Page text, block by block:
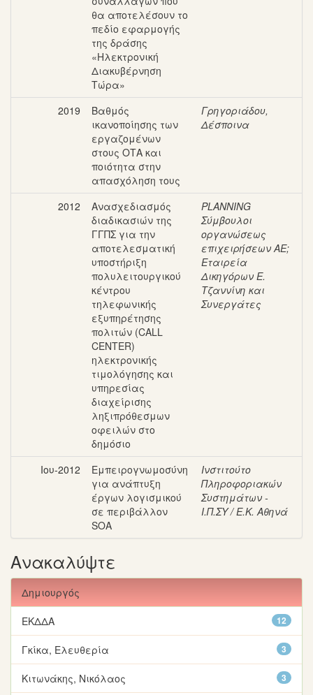
θα αποτελέσουν το
πεδίο εφαρμογής
της δράσης
«Ηλεκτρονική
Διακυβέρνηση
Τώρα»
2019
Βαθμός
ικανοποίησης των
εργαζομένων
στους ΟΤΑ και
ποιότητα στην
απασχόληση τους
Γρηγοριάδου,
Δέσποινα
2012
Ανασχεδιασμός
διαδικασιών της
ΓΓΠΣ για την
αποτελεσματική
υποστήριξη
πολυλειτουργικού
κέντρου
τηλεφωνικής
εξυπηρέτησης
πολιτών (CALL
CENTER)
ηλεκτρονικής
τιμολόγησης και
υπηρεσίας
διαχείρισης
ληξιπρόθεσμων
οφειλών στο
δημόσιο
PLANNING
Σύμβουλοι
οργανώσεως
επιχειρήσεων ΑΕ;
Εταιρεία
Δικηγόρων Ε.
Τζαννίνη και
Συνεργάτες
Ιου-2012
Εμπειρογνωμοσύνη
για ανάπτυξη
έργων λογισμικού
σε περιβάλλον
SOA
Ινστιτούτο
Πληροφοριακών
Συστημάτων -
Ι.Π.ΣΥ / Ε.Κ. Αθηνά
Ανακαλύψτε
Δημιουργός
12
ΕΚΔΔΑ
3
Γκίκα, Ελευθερία
3
Κιτωνάκης, Νικόλαος